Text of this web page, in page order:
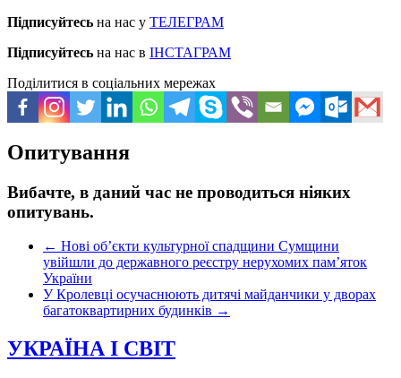
Підписуйтесь на нас у ТЕЛЕГРАМ
Підписуйтесь на нас в ІНСТАГРАМ
Поділитися в соціальних мережах
Опитування
Вибачте, в даний час не проводиться ніяких
опитувань.
← Нові об’єкти культурної спадщини Сумщини
увійшли до державного реєстру нерухомих пам’яток
України
У Кролевці осучаснюють дитячі майданчики у дворах
багатоквартирних будинків →
УКРАЇНА І СВІТ